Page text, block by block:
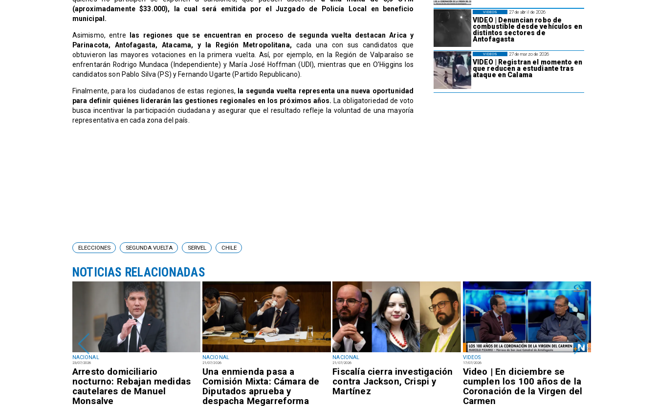
(aproximadamente $33.000), la cual será emitida por el Juzgado de Policía Local en beneficio
municipal.
Asimismo, entre
las regiones que se encuentran en proceso de segunda vuelta destacan Arica y
Parinacota, Antofagasta, Atacama, y la Región Metropolitana, cada una con sus candidatos que
obtuvieron las mayores votaciones en la primera vuelta. Así, por ejemplo, en la Región de Valparaíso se
enfrentarán Rodrigo Mundaca (Independiente) y María José Hoffman (UDI), mientras que en O’Higgins los
candidatos son Pablo Silva (PS) y Fernando Ugarte (Partido Republicano).
Finalmente, para los ciudadanos de estas regiones, la segunda vuelta representa una nueva oportunidad
para definir quiénes liderarán las gestiones regionales en los próximos años. La obligatoriedad de voto
busca incentivar la participación ciudadana y asegurar que el resultado refleje la voluntad de una mayoría
representativa en cada zona del país.
27 de abril de 2026
VIDEO | Denuncian robo de
combustible desde vehículos en
distintos sectores de
Antofagasta
VIDEOS
27 de marzo de 2026
VIDEO | Registran el momento en
que reducen a estudiante tras
ataque en Calama
VIDEOS
NACIONAL
23/07/2026
Arresto domiciliario
nocturno: Rebajan medidas
cautelares de Manuel
Monsalve
NACIONAL
21/07/2026
Una enmienda pasa a
Comisión Mixta: Cámara de
Diputados aprueba y
despacha Megarreforma
NACIONAL
21/07/2026
Fiscalía cierra investigación
contra Jackson, Crispi y
Martínez
VIDEOS
17/07/2026
Video | En diciembre se
cumplen los 100 años de la
Coronación de la Virgen del
Carmen
ELECCIONES SEGUNDA VUELTA SERVEL CHILE
NOTICIAS RELACIONADAS